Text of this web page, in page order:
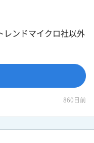
レンドマイクロ社以外
860日前